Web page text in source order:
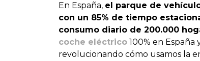
En España, el parque de
con un 85% de tiempo
consumo diario de 200.000
coche eléctrico100% en España
revolucionando cómo usamos la